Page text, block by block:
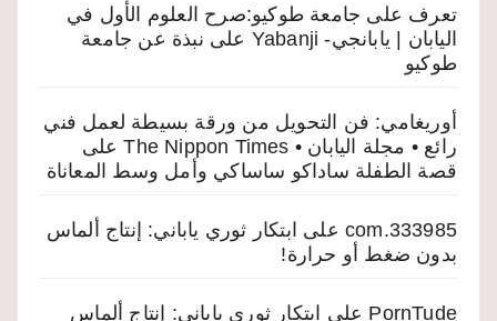
تعرف على جامعة طوكيو:صرح العلوم الأول في
اليابان | يابانجي- Yabanji
على نبذة عن جامعة
طوكيو
أوريغامي: فن التحويل من ورقة بسيطة لعمل فني
رائع • مجلة اليابان • The Nippon Times
على
قصة الطفلة ساداكو ساساكي وأمل وسط المعاناة
333985.com على ابتكار ثوري ياباني: إنتاج ألماس
بدون ضغط أو حرارة!
PornTude على
ابتكار ثوري ياباني: إنتاج ألماس